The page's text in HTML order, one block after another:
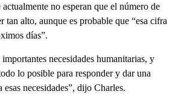
no esperan que el número de
tan alto, aunque es probable que “esa cifra
días”.
necesidades humanitarias, y
lo posible para responder y dar una
esas necesidades”, dijo Charles.